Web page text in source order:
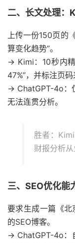
二、长文处理：
上传一份150页的
算变化趋势”。
→ Kimi：10秒内
47%”，并标注页码
→ ChatGPT-4o：
无法连贯分析。
胜者：
财报分析从
三、SEO优化能
要求生成一篇《北
的SEO博客。
→ ChatGPT-4o：